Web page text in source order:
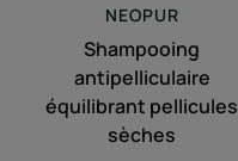
NEOPUR
Shampooing
antipelliculaire
équilibrant pellicules
sèches